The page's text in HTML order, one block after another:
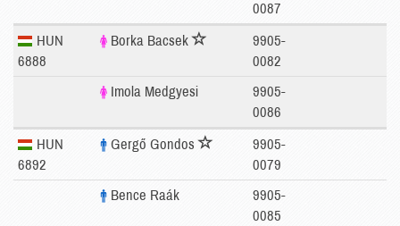
0087
HUN
6888
Borka Bacsek
9905-
0082
Imola Medgyesi
9905-
0086
HUN
6892
Gergő Gondos
9905-
0079
Bence Raák
9905-
0085